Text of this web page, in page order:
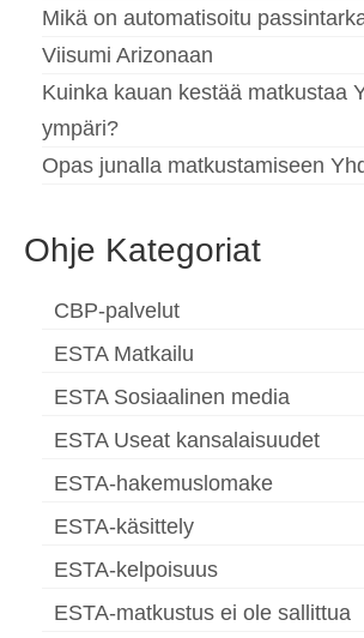
Mikä on automatisoitu
Viisumi Arizonaan
Kuinka kauan kestää matkustaa
ympäri?
Opas junalla matkustamiseen
Ohje Kategoriat
CBP-palvelut
ESTA Matkailu
ESTA Sosiaalinen media
ESTA Useat kansalaisuudet
ESTA-hakemuslomake
ESTA-käsittely
ESTA-kelpoisuus
ESTA-matkustus ei ole sallittua